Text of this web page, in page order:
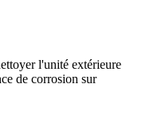
l'unité extérieure
de corrosion sur